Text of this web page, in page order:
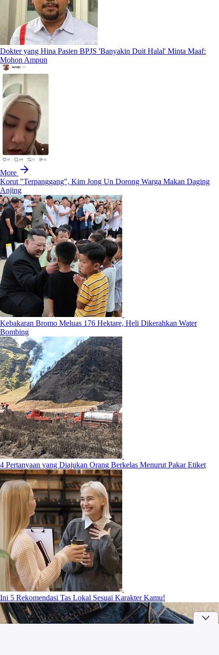
Dokter yang Hina Pasien BPJS 'Banyakin Duit Halal' Minta Maaf:
Mohon Ampun
More
Korut "Terpanggang", Kim Jong Un Dorong Warga Makan Daging
Anjing
Kebakaran Bromo Meluas 176 Hektare, Heli Dikerahkan Water
Bombing
4 Pertanyaan yang Diajukan Orang Berkelas Menurut Pakar Etiket
Ini 5 Rekomendasi Tas Lokal Sesuai Karakter Kamu!